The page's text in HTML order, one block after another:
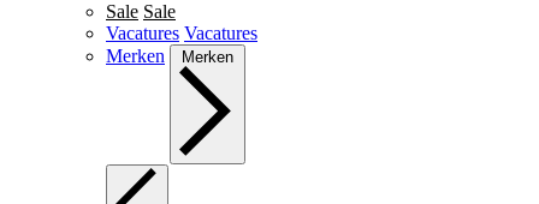
Sale Sale
Vacatures Vacatures
Merken
Merken